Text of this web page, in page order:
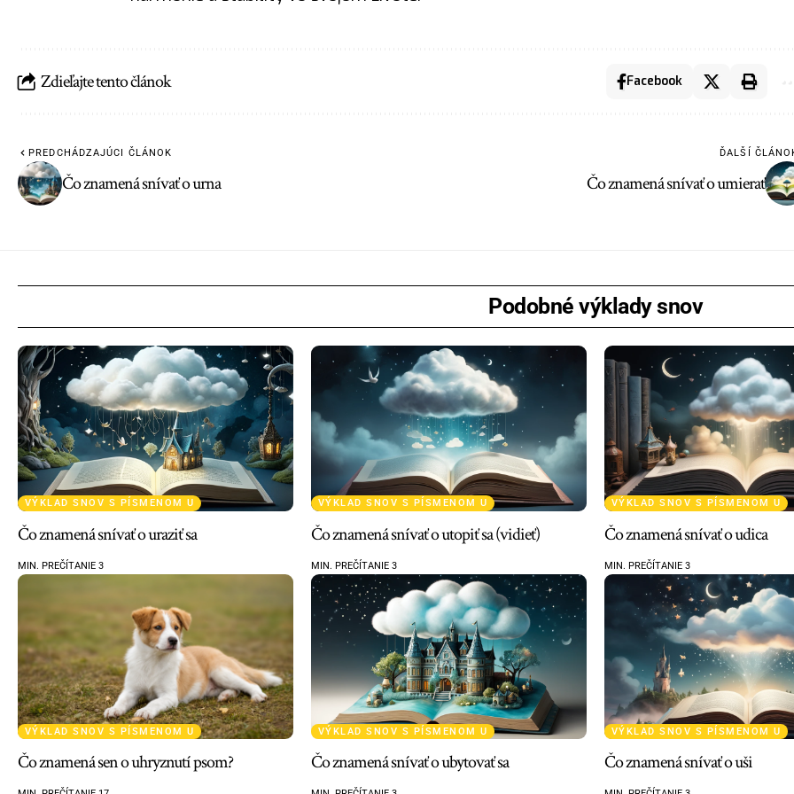
Zdieľajte tento článok Facebook
PREDCHÁDZAJÚCI ČLÁNOK
Čo znamená snívať o urna
ĎALŠÍ
Čo znamená snívať o umierať
Podobné výklady snov
VÝKLAD SNOV S PÍSMENOM U
Čo znamená snívať o uraziť sa
MIN. PREČÍTANIE 3
VÝKLAD SNOV S PÍSMENOM U
Čo znamená snívať o utopiť sa (vidieť)
MIN. PREČÍTANIE 3
VÝKLAD SNOV S PÍSMENOM U
Čo znamená snívať o udica
MIN. PREČÍTANIE 3
VÝKLAD SNOV S PÍSMENOM U
Čo znamená sen o uhryznutí psom?
VÝKLAD SNOV S PÍSMENOM U
Čo znamená snívať o ubytovať sa
VÝKLAD SNOV S PÍSMENOM U
Čo znamená snívať o uši